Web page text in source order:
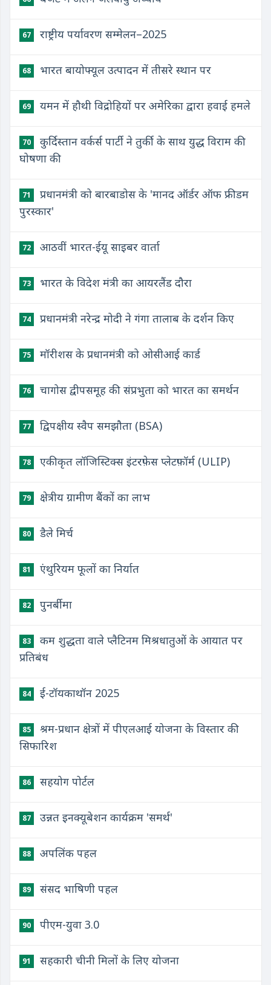
67 राष्ट्रीय पर्यावरण सम्मेलन–2025
68 भारत बायोफ्यूल उत्पादन में तीसरे स्थान पर
69 ​यमन में हौथी विद्रोहियों पर अमेरिका द्वारा हवाई हमले
70
​कुर्दिस्तान वर्कर्स पार्टी ने तुर्की के साथ युद्ध विराम की
घोषणा की
71
प्रधानमंत्री को बारबाडोस के 'मानद ऑर्डर ऑफ फ्रीडम
पुरस्कार'
72 ​आठवीं भारत-ईयू साइबर वार्ता
73 ​भारत के विदेश मंत्री का आयरलैंड दौरा
74 ​प्रधानमंत्री नरेन्द्र मोदी ने गंगा तालाब के दर्शन किए
75 ​मॉरीशस के प्रधानमंत्री को ओसीआई कार्ड
76 ​चागोस द्वीपसमूह की संप्रभुता को भारत का समर्थन
77 ​द्विपक्षीय स्वैप समझौता (BSA)
78 एकीकृत लॉजिस्टिक्स इंटरफ़ेस प्लेटफ़ॉर्म (ULIP)
79 ​क्षेत्रीय ग्रामीण बैंकों का लाभ
80 ​डैले मिर्च
81 ​एंथुरियम फूलों का निर्यात
82 ​पुनर्बीमा
83
​कम शुद्धता वाले प्लैटिनम मिश्रधातुओं के आयात पर
प्रतिबंध
84 ​ई-टॉयकाथॉन 2025
85
श्रम-प्रधान क्षेत्रों में पीएलआई योजना के विस्तार की
सिफारिश
86 ​सहयोग पोर्टल
87 उन्नत इनक्यूबेशन कार्यक्रम 'समर्थ'
88 ​अपलिंक पहल
89 ​संसद भाषिणी पहल
90 ​पीएम-युवा 3.0
91 ​सहकारी चीनी मिलों के लिए योजना